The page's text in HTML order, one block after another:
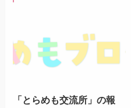
「とらめも交流所」の報